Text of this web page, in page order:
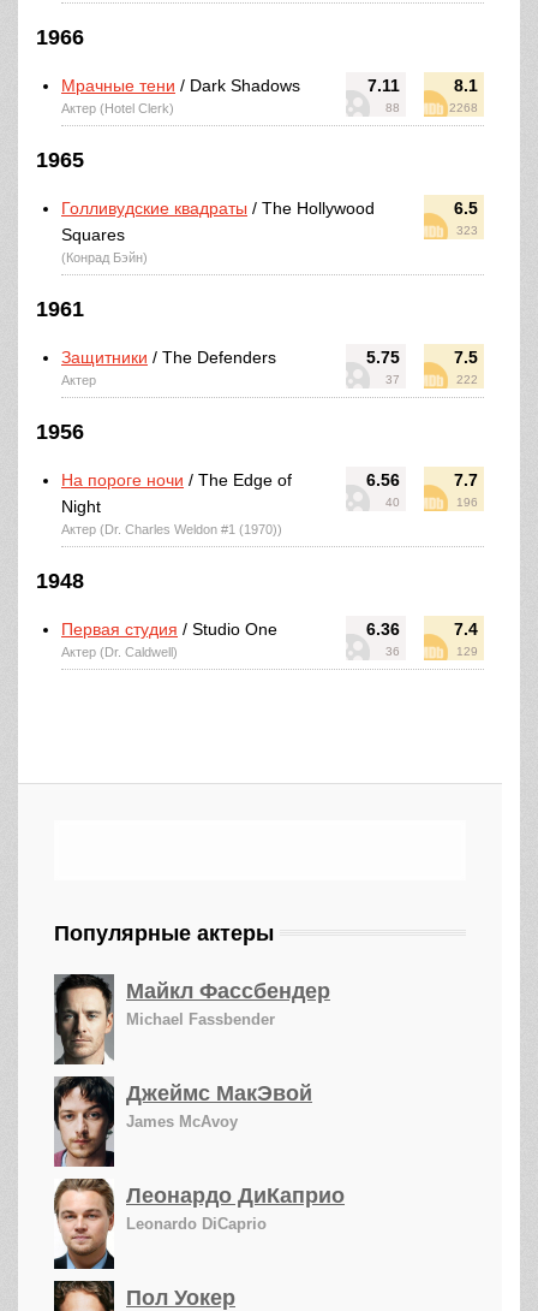
1966
7.11
88
8.1
2268
Мрачные тени / Dark Shadows
Актер (Hotel Clerk)
1965
6.5
323
Голливудские квадраты / The Hollywood
Squares
(Конрад Бэйн)
1961
5.75
37
7.5
222
Защитники / The Defenders
Актер
1956
6.56
40
7.7
196
На пороге ночи / The Edge of
Night
Актер (Dr. Charles Weldon #1 (1970))
1948
6.36
36
7.4
129
Первая студия / Studio One
Актер (Dr. Caldwell)
Популярные актеры
Майкл Фассбендер
Michael Fassbender
Джеймс МакЭвой
James McAvoy
Леонардо ДиКаприо
Leonardo DiCaprio
Пол Уокер